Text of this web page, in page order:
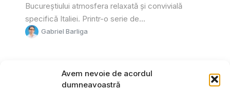
Avem nevoie de acordul
dumneavoastră
Bucureștiului atmosfera relaxată și convivială
specifică Italiei. Printr-o serie de...
Gabriel Barliga